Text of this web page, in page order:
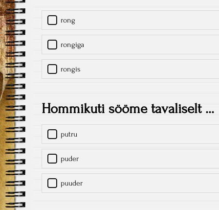
rong
rongiga
rongis
Hommikuti sööme tavaliselt ...
putru
puder
puuder